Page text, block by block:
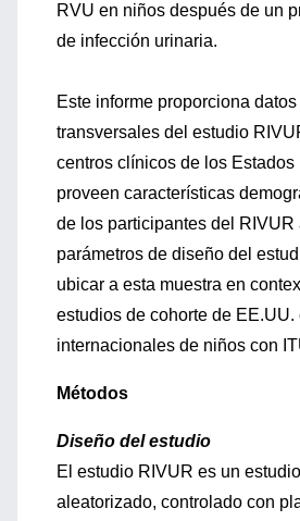
RVU en niños después de un
de infección urinaria.
Este informe proporciona
transversales del estudio
centros clínicos de los Estados
proveen características
de los participantes del RIVUR
parámetros de diseño del
ubicar a esta muestra en
estudios de cohorte de EE.UU.
internacionales de niños con
Métodos
Diseño del estudio
El estudio RIVUR es un
aleatorizado, controlado con